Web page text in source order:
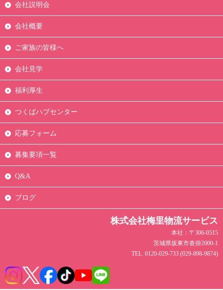
会社説明会
会社概要
ご家族の皆様へ
会社見学
福利厚生
つくばハブセンター
応募フォーム
募集要項一覧
Q&A
ブログ
株式会社梅里物流サービス
本社：〒306-0515
茨城県坂東市沓掛2000-1
TEL. 0120-029-733 (029-898-9874)